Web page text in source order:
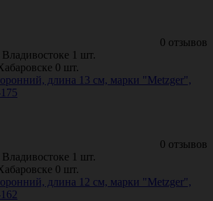
0 отзывов
1 шт.
0 шт.
длина 13 см, марки "Metzger",
0 отзывов
1 шт.
0 шт.
длина 12 см, марки "Metzger",